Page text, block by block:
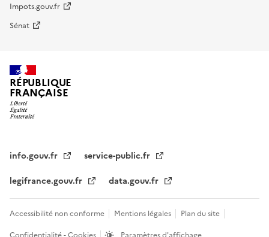
Impots.gouv.fr
Sénat
RÉPUBLIQUE
FRANÇAISE
info.gouv.fr
service-public.fr
legifrance.gouv.fr
data.gouv.fr
Accessibilité non conforme Mentions légales
Plan du site